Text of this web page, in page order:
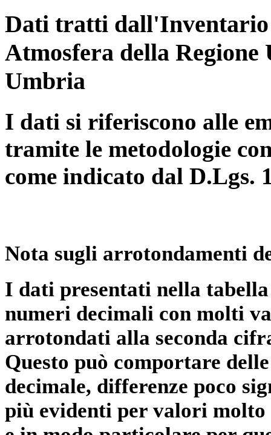
Dati tratti dall'Inventario
Atmosfera della
Umbria
I dati si riferiscono alle
tramite le metodologie
come indicato dal D.Lgs.
Nota sugli arrotondamenti
I dati presentati nella
numeri decimali con molti
arrotondati alla seconda
Questo può comportare
decimale, differenze poco
più evidenti per valori